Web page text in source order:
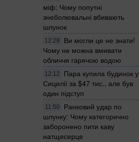
міф: Чому попутні
знеболювальні вбивають
шлунок
12:28
Ви могли це не знати!
Чому не можна вмивати
обличчя гарячою водою
12:12
Пара купила будинок у
Сицилії за $47 тис., але був
один підступ
11:50
Ранковий удар по
шлунку: Чому категорично
заборонено пити каву
натщесерце